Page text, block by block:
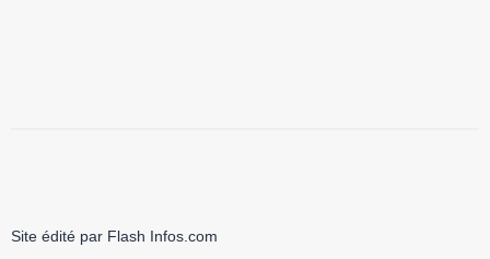
Site édité par Flash Infos.com